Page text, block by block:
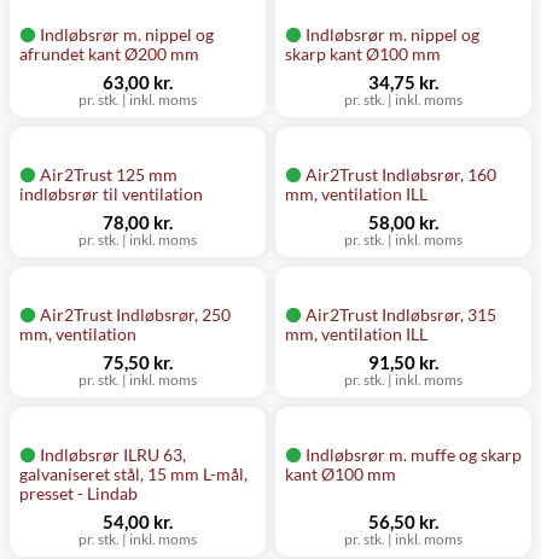
Indløbsrør m. nippel og
afrundet kant Ø200 mm
pr. stk. | inkl. moms
63,00 kr.
Indløbsrør m. nippel og
skarp kant Ø100 mm
pr. stk. | inkl. moms
34,75 kr.
Air2Trust 125 mm
indløbsrør til ventilation
pr. stk. | inkl. moms
78,00 kr.
Air2Trust Indløbsrør, 160
mm, ventilation ILL
pr. stk. | inkl. moms
58,00 kr.
Air2Trust Indløbsrør, 250
mm, ventilation
pr. stk. | inkl. moms
75,50 kr.
Air2Trust Indløbsrør, 315
mm, ventilation ILL
pr. stk. | inkl. moms
91,50 kr.
Indløbsrør ILRU 63,
galvaniseret stål, 15 mm L-mål,
presset - Lindab
pr. stk. | inkl. moms
54,00 kr.
Indløbsrør m. muffe og skarp
kant Ø100 mm
pr. stk. | inkl. moms
56,50 kr.